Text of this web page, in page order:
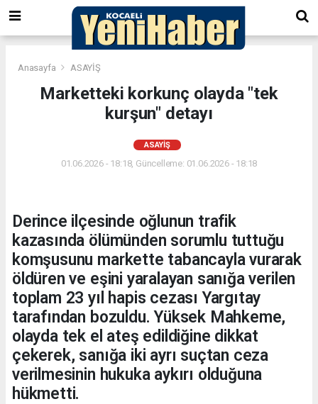
Anasayfa ASAYİŞ
Marketteki korkunç olayda "tek
kurşun" detayı
ASAYİŞ
01.06.2026 - 18:18, Güncelleme: 01.06.2026 - 18:18
Derince ilçesinde oğlunun trafik
kazasında ölümünden sorumlu tuttuğu
komşusunu markette tabancayla vurarak
öldüren ve eşini yaralayan sanığa verilen
toplam 23 yıl hapis cezası Yargıtay
tarafından bozuldu. Yüksek Mahkeme,
olayda tek el ateş edildiğine dikkat
çekerek, sanığa iki ayrı suçtan ceza
verilmesinin hukuka aykırı olduğuna
hükmetti.